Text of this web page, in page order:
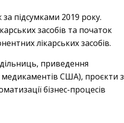
за підсумками 2019 року.
засобів та початок
лікарських засобів.
приведення
медикаментів США), проєкти з
бізнес-процесів